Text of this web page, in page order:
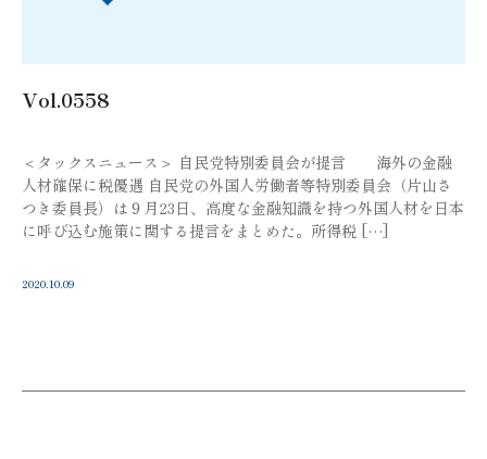
Vol.0558
＜タックスニュース＞ 自民党特別委員会が提言 海外の金融
人材確保に税優遇 自民党の外国人労働者等特別委員会（片山さ
つき委員長）は９月23日、高度な金融知識を持つ外国人材を日本
に呼び込む施策に関する提言をまとめた。所得税 […]
2020.10.09